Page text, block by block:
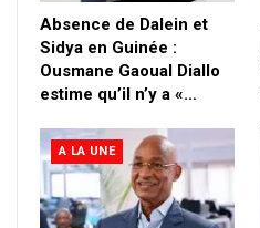
Absence de Dalein et
Sidya en Guinée :
Ousmane Gaoual Diallo
estime qu’il n’y a «…
A LA UNE